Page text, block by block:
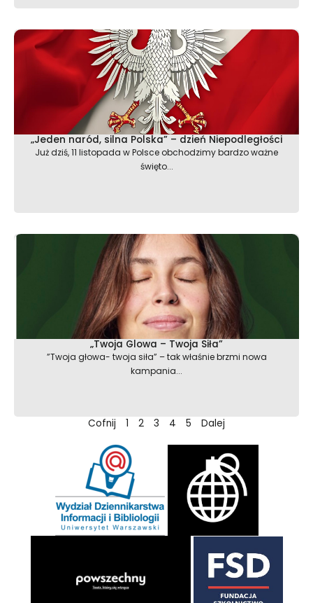
„Jeden naród, silna Polska” – dzień Niepodległości
Już dziś, 11 listopada w Polsce obchodzimy bardzo ważne
święto...
„Twoja Glowa – Twoja Siła”
”Twoja głowa- twoja siła” – tak właśnie brzmi nowa
kampania...
Cofnij 1 2 3 4 5 Dalej